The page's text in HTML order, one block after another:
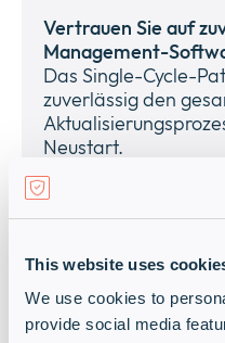
This website uses
We use cookies to
provide social media
Vertrauen Sie auf
Management-
Das Single-Cycle-
zuverlässig den
Neustart.